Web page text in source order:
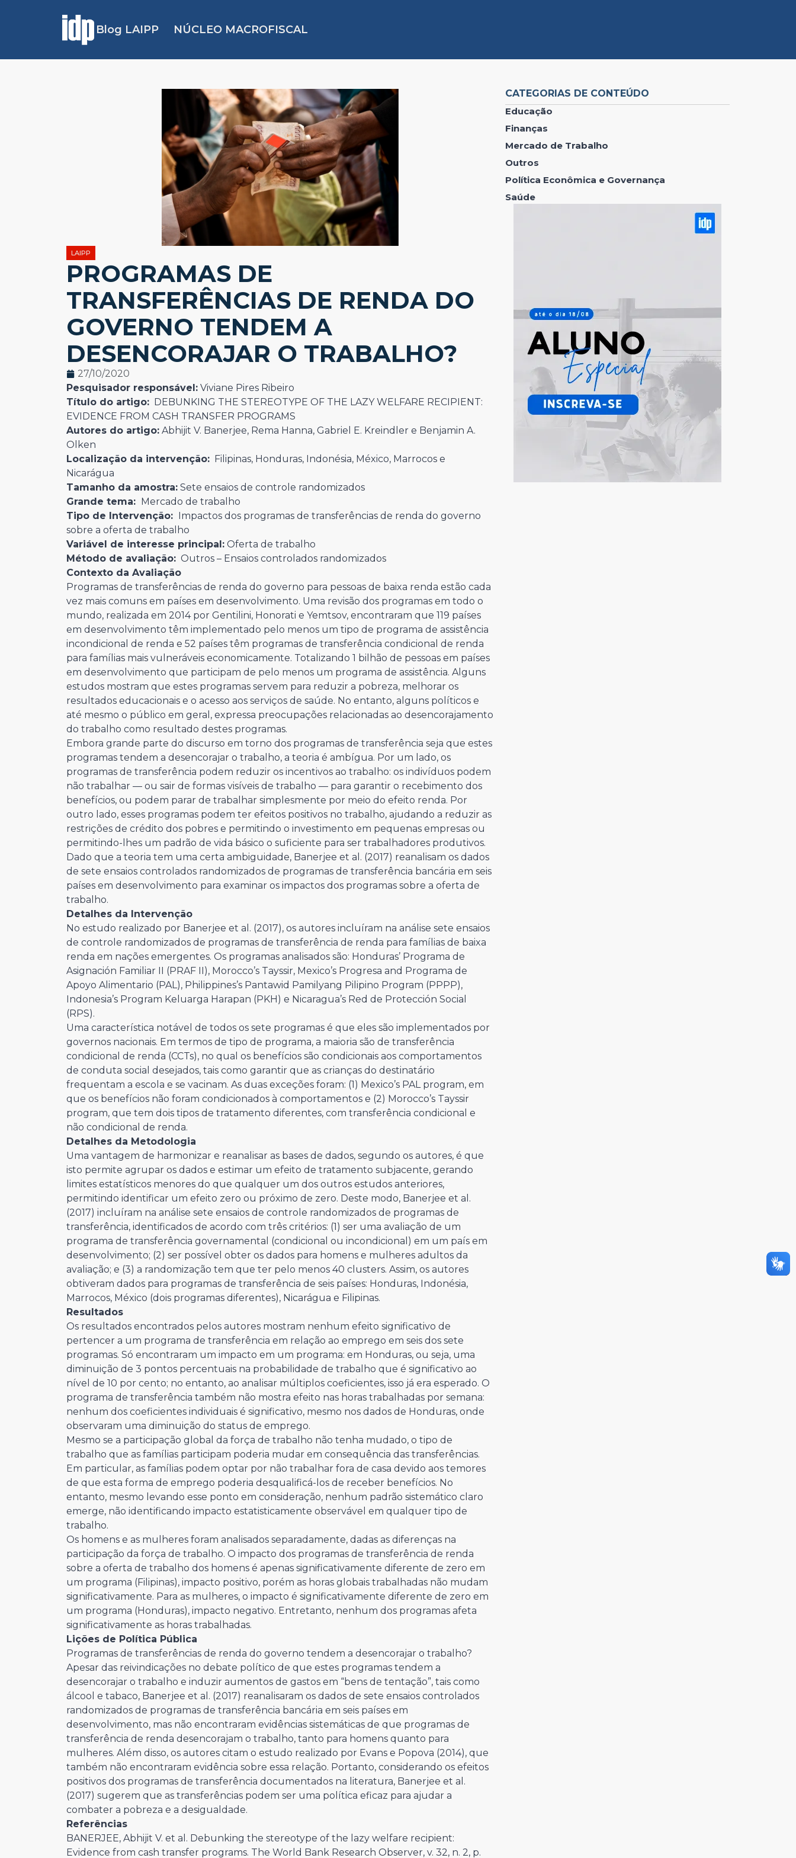
Blog LAIPP NÚCLEO MACROFISCAL
LAIPP
PROGRAMAS DE
TRANSFERÊNCIAS DE RENDA DO
GOVERNO TENDEM A
DESENCORAJAR O TRABALHO?
27/10/2020
Pesquisador responsável: Viviane Pires Ribeiro
Título do artigo: DEBUNKING THE STEREOTYPE OF THE LAZY WELFARE RECIPIENT:
EVIDENCE FROM CASH TRANSFER PROGRAMS
Autores do artigo: Abhijit V. Banerjee, Rema Hanna, Gabriel E. Kreindler e Benjamin A.
Olken
Localização da intervenção: Filipinas, Honduras, Indonésia, México, Marrocos e
Nicarágua
Tamanho da amostra: Sete ensaios de controle randomizados
Grande tema: Mercado de trabalho
Tipo de Intervenção: Impactos dos programas de transferências de renda do governo
sobre a oferta de trabalho
Variável de interesse principal: Oferta de trabalho
Método de avaliação: Outros – Ensaios controlados randomizados
Contexto da Avaliação
Programas de transferências de renda do governo para pessoas de baixa renda estão cada
vez mais comuns em países em desenvolvimento. Uma revisão dos programas em todo o
mundo, realizada em 2014 por Gentilini, Honorati e Yemtsov, encontraram que 119 países
em desenvolvimento têm implementado pelo menos um tipo de programa de assistência
incondicional de renda e 52 países têm programas de transferência condicional de renda
para famílias mais vulneráveis economicamente. Totalizando 1 bilhão de pessoas em países
em desenvolvimento que participam de pelo menos um programa de assistência. Alguns
estudos mostram que estes programas servem para reduzir a pobreza, melhorar os
resultados educacionais e o acesso aos serviços de saúde. No entanto, alguns políticos e
até mesmo o público em geral, expressa preocupações relacionadas ao desencorajamento
do trabalho como resultado destes programas.
Embora grande parte do discurso em torno dos programas de transferência seja que estes
programas tendem a desencorajar o trabalho, a teoria é ambígua. Por um lado, os
programas de transferência podem reduzir os incentivos ao trabalho: os indivíduos podem
não trabalhar — ou sair de formas visíveis de trabalho — para garantir o recebimento dos
benefícios, ou podem parar de trabalhar simplesmente por meio do efeito renda. Por
outro lado, esses programas podem ter efeitos positivos no trabalho, ajudando a reduzir as
restrições de crédito dos pobres e permitindo o investimento em pequenas empresas ou
permitindo-lhes um padrão de vida básico o suficiente para ser trabalhadores produtivos.
Dado que a teoria tem uma certa ambiguidade, Banerjee et al. (2017) reanalisam os dados
de sete ensaios controlados randomizados de programas de transferência bancária em seis
países em desenvolvimento para examinar os impactos dos programas sobre a oferta de
trabalho.
Detalhes da Intervenção
No estudo realizado por Banerjee et al. (2017), os autores incluíram na análise sete ensaios
de controle randomizados de programas de transferência de renda para famílias de baixa
renda em nações emergentes. Os programas analisados são: Honduras’ Programa de
Asignación Familiar II (PRAF II), Morocco’s Tayssir, Mexico’s Progresa and Programa de
Apoyo Alimentario (PAL), Philippines’s Pantawid Pamilyang Pilipino Program (PPPP),
Indonesia’s Program Keluarga Harapan (PKH) e Nicaragua’s Red de Protección Social
(RPS).
Uma característica notável de todos os sete programas é que eles são implementados por
governos nacionais. Em termos de tipo de programa, a maioria são de transferência
condicional de renda (CCTs), no qual os benefícios são condicionais aos comportamentos
de conduta social desejados, tais como garantir que as crianças do destinatário
frequentam a escola e se vacinam. As duas exceções foram: (1) Mexico’s PAL program, em
que os benefícios não foram condicionados à comportamentos e (2) Morocco’s Tayssir
program, que tem dois tipos de tratamento diferentes, com transferência condicional e
não condicional de renda.
Detalhes da Metodologia
Uma vantagem de harmonizar e reanalisar as bases de dados, segundo os autores, é que
isto permite agrupar os dados e estimar um efeito de tratamento subjacente, gerando
limites estatísticos menores do que qualquer um dos outros estudos anteriores,
permitindo identificar um efeito zero ou próximo de zero. Deste modo, Banerjee et al.
(2017) incluíram na análise sete ensaios de controle randomizados de programas de
transferência, identificados de acordo com três critérios: (1) ser uma avaliação de um
programa de transferência governamental (condicional ou incondicional) em um país em
desenvolvimento; (2) ser possível obter os dados para homens e mulheres adultos da
avaliação; e (3) a randomização tem que ter pelo menos 40 clusters. Assim, os autores
obtiveram dados para programas de transferência de seis países: Honduras, Indonésia,
Marrocos, México (dois programas diferentes), Nicarágua e Filipinas.
Resultados
Os resultados encontrados pelos autores mostram nenhum efeito significativo de
pertencer a um programa de transferência em relação ao emprego em seis dos sete
programas. Só encontraram um impacto em um programa: em Honduras, ou seja, uma
diminuição de 3 pontos percentuais na probabilidade de trabalho que é significativo ao
nível de 10 por cento; no entanto, ao analisar múltiplos coeficientes, isso já era esperado. O
programa de transferência também não mostra efeito nas horas trabalhadas por semana:
nenhum dos coeficientes individuais é significativo, mesmo nos dados de Honduras, onde
observaram uma diminuição do status de emprego.
Mesmo se a participação global da força de trabalho não tenha mudado, o tipo de
trabalho que as famílias participam poderia mudar em consequência das transferências.
Em particular, as famílias podem optar por não trabalhar fora de casa devido aos temores
de que esta forma de emprego poderia desqualificá-los de receber benefícios. No
entanto, mesmo levando esse ponto em consideração, nenhum padrão sistemático claro
emerge, não identificando impacto estatisticamente observável em qualquer tipo de
trabalho.
Os homens e as mulheres foram analisados separadamente, dadas as diferenças na
participação da força de trabalho. O impacto dos programas de transferência de renda
sobre a oferta de trabalho dos homens é apenas significativamente diferente de zero em
um programa (Filipinas), impacto positivo, porém as horas globais trabalhadas não mudam
significativamente. Para as mulheres, o impacto é significativamente diferente de zero em
um programa (Honduras), impacto negativo. Entretanto, nenhum dos programas afeta
significativamente as horas trabalhadas.
Lições de Política Pública
Programas de transferências de renda do governo tendem a desencorajar o trabalho?
Apesar das reivindicações no debate político de que estes programas tendem a
desencorajar o trabalho e induzir aumentos de gastos em “bens de tentação”, tais como
álcool e tabaco, Banerjee et al. (2017) reanalisaram os dados de sete ensaios controlados
randomizados de programas de transferência bancária em seis países em
desenvolvimento, mas não encontraram evidências sistemáticas de que programas de
transferência de renda desencorajam o trabalho, tanto para homens quanto para
mulheres. Além disso, os autores citam o estudo realizado por Evans e Popova (2014), que
também não encontraram evidência sobre essa relação. Portanto, considerando os efeitos
positivos dos programas de transferência documentados na literatura, Banerjee et al.
(2017) sugerem que as transferências podem ser uma política eficaz para ajudar a
combater a pobreza e a desigualdade.
Referências
BANERJEE, Abhijit V. et al. Debunking the stereotype of the lazy welfare recipient:
Evidence from cash transfer programs. The World Bank Research Observer, v. 32, n. 2, p.
CATEGORIAS DE CONTEÚDO
Educação
Finanças
Mercado de Trabalho
Outros
Política Econômica e Governança
Saúde